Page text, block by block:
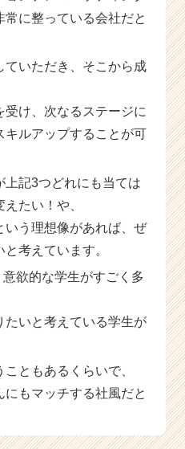
に整っている会社だと
ていただき、そこから成
け、次なるステージに
キルアップすることが可
上記3つどれにも当ては
たい！や、
いう理想像があれば、ぜ
考えています。
欲的な学生がすごく多
たいと考えている学生が
ともあるくらいで、
もマッチする社風だと